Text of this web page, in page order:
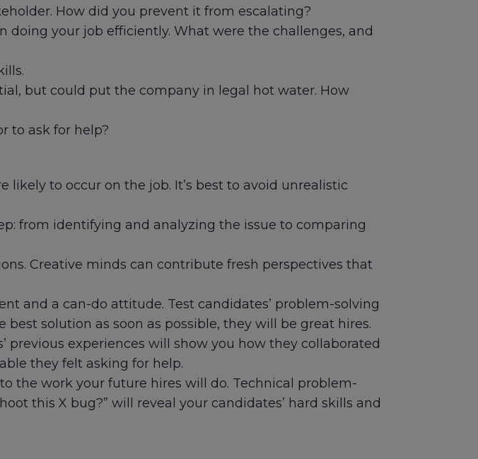
How did you prevent it from escalating?
doing your job efficiently. What were the challenges, and
but could put the company in legal hot water. How
to ask for help?
to occur on the job. It’s best to avoid unrealistic
from identifying and analyzing the issue to comparing
Creative minds can contribute fresh perspectives that
and a can-do attitude. Test candidates’ problem-solving
solution as soon as possible, they will be great hires.
previous experiences will show you how they collaborated
they felt asking for help.
the work your future hires will do. Technical problem-
this X bug?” will reveal your candidates’ hard skills and